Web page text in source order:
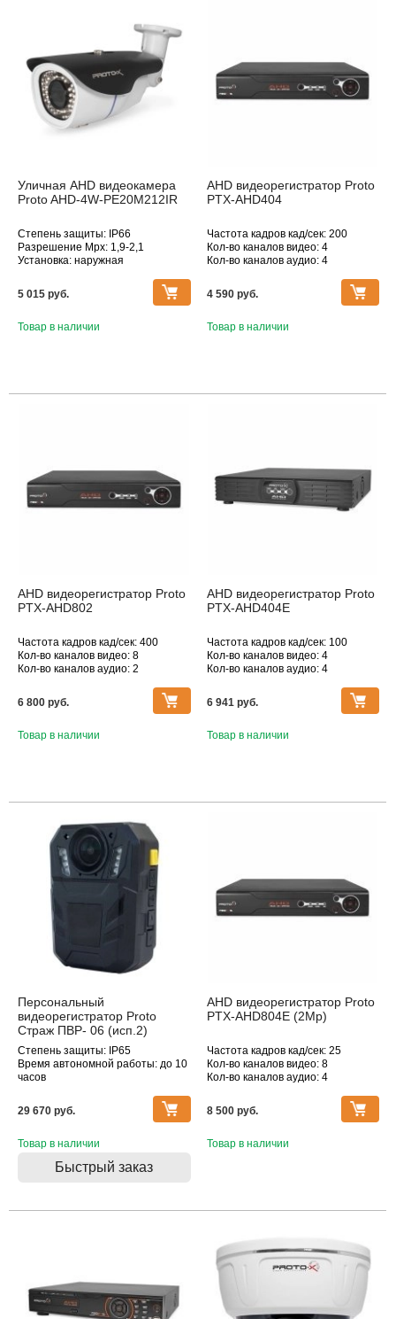
Уличная AHD видеокамера
Proto AHD-4W-PE20M212IR
Степень защиты: IP66
Разрешение Mpx: 1,9-2,1
Установка: наружная
Объектив (фокусное расстояние,
5 015 pуб.
Товар в наличии
AHD видеорегистратор Proto
PTX-AHD404
Частота кадров кад/сек: 200
Кол-во каналов видео: 4
Кол-во каналов аудио: 4
разрешение, Мпикс: 1920×1080
4 590 pуб.
Товар в наличии
AHD видеорегистратор Proto
PTX-AHD802
Частота кадров кад/сек: 400
Кол-во каналов видео: 8
Кол-во каналов аудио: 2
разрешение, Мпикс: 1920×1080
6 800 pуб.
Товар в наличии
AHD видеорегистратор Proto
PTX-AHD404E
Частота кадров кад/сек: 100
Кол-во каналов видео: 4
Кол-во каналов аудио: 4
разрешение, Мпикс: 1920×1080
6 941 pуб.
Товар в наличии
Персональный
видеорегистратор Proto
Страж ПВР- 06 (исп.2)
Степень защиты: IP65
Время автономной работы: до 10
часов
29 670 pуб.
Товар в наличии
Быстрый заказ
AHD видеорегистратор Proto
PTX-AHD804E (2Mp)
Частота кадров кад/сек: 25
Кол-во каналов видео: 8
Кол-во каналов аудио: 4
разрешение, Мпикс: 1920×1080
8 500 pуб.
Товар в наличии